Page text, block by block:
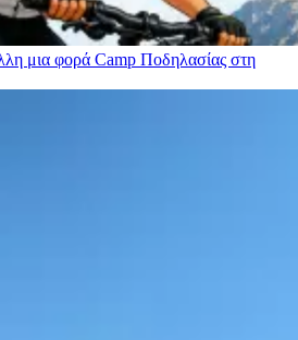
μια φορά Camp Ποδηλασίας στη